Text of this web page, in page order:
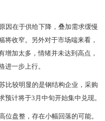
因在于供给下降，叠加需求缓慢
将收窄。另外对于市场端来看，
增加太多，情绪并未达到高点，
进一步上行。
比较明显的是钢结构企业，采购
计将于3月中旬开始集中兑现。
位盘整，存在小幅回落的可能。